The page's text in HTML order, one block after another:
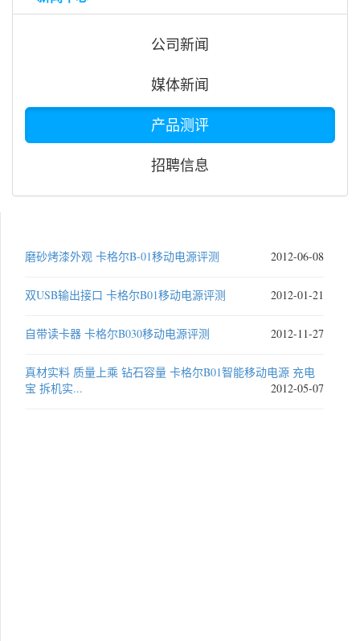
公司新闻
媒体新闻
产品测评
招聘信息
磨砂烤漆外观 卡格尔B-01移动电源评测 2012-06-08
双USB输出接口 卡格尔B01移动电源评测 2012-01-21
自带读卡器 卡格尔B030移动电源评测 2012-11-27
真材实料 质量上乘 钻石容量 卡格尔B01智能移动电源 充电
宝 拆机实...
2012-05-07